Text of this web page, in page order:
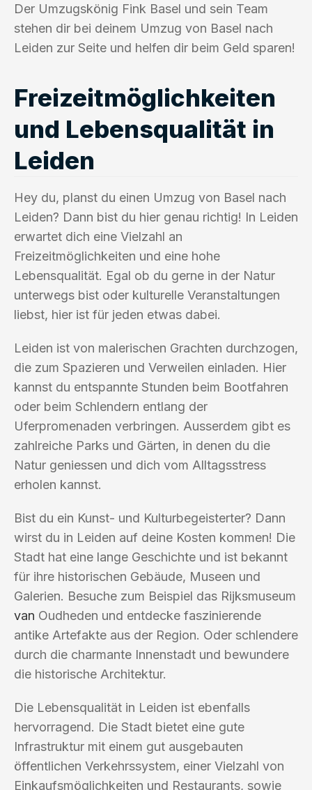
Der Umzugskönig Fink Basel und sein Team
stehen dir bei deinem Umzug von Basel nach
Leiden zur Seite und helfen dir beim Geld sparen!
Freizeitmöglichkeiten
und Lebensqualität in
Leiden
Hey du, planst du einen Umzug von Basel nach
Leiden? Dann bist du hier genau richtig! In Leiden
erwartet dich eine Vielzahl an
Freizeitmöglichkeiten und eine hohe
Lebensqualität. Egal ob du gerne in der Natur
unterwegs bist oder kulturelle Veranstaltungen
liebst, hier ist für jeden etwas dabei.
Leiden ist von malerischen Grachten durchzogen,
die zum Spazieren und Verweilen einladen. Hier
kannst du entspannte Stunden beim Bootfahren
oder beim Schlendern entlang der
Uferpromenaden verbringen. Ausserdem gibt es
zahlreiche Parks und Gärten, in denen du die
Natur geniessen und dich vom Alltagsstress
erholen kannst.
Bist du ein Kunst- und Kulturbegeisterter? Dann
wirst du in Leiden auf deine Kosten kommen! Die
Stadt hat eine lange Geschichte und ist bekannt
für ihre historischen Gebäude, Museen und
Galerien. Besuche zum Beispiel das Rijksmuseum
van Oudheden und entdecke faszinierende
antike Artefakte aus der Region. Oder schlendere
durch die charmante Innenstadt und bewundere
die historische Architektur.
Die Lebensqualität in Leiden ist ebenfalls
hervorragend. Die Stadt bietet eine gute
Infrastruktur mit einem gut ausgebauten
öffentlichen Verkehrssystem, einer Vielzahl von
Einkaufsmöglichkeiten und Restaurants, sowie